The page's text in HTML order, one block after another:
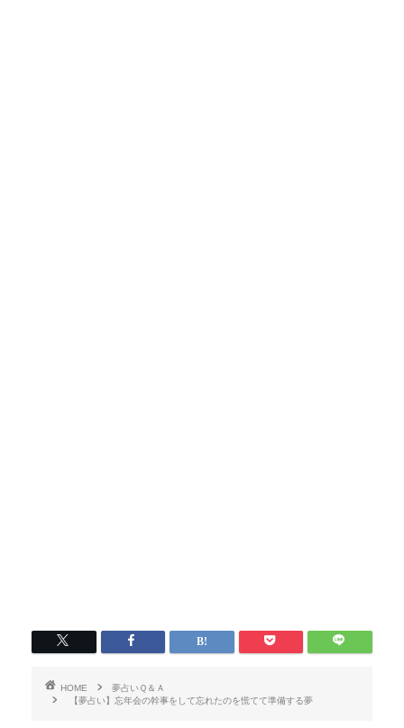
HOME
夢占いＱ＆Ａ
【夢占い】忘年会の幹事をして忘れたのを慌てて準備する夢